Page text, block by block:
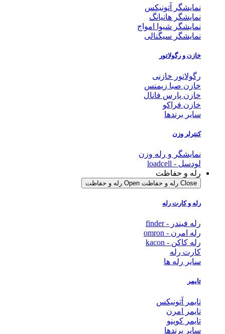
نمایشگر آتونیکس
نمایشگر هانیانگ
نمایشگر شیوا امواج
نمایشگر سیگنالی
خازن و رگولاتور
رگولاتور خازنی
خازن صبا زیمنس
خازن پارس فانال
خازن فراکو
سایر برندها
کنترلر وزن
نمایشگر و رله وزن
لودسل - loadcell
رله و حفاظت
Close رله و حفاظت Open رله و حفاظت
رله و کارت رله
رله فیندر - finder
رله امرن - omron
رله کاکن - kacon
کارت رله
سایر رله ها
تایمر
تایمر آتونیکس
تایمر امرن
تایمر کوینو
سایر برندها